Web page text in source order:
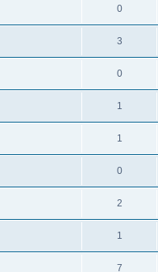
0
3
0
1
1
0
2
1
7